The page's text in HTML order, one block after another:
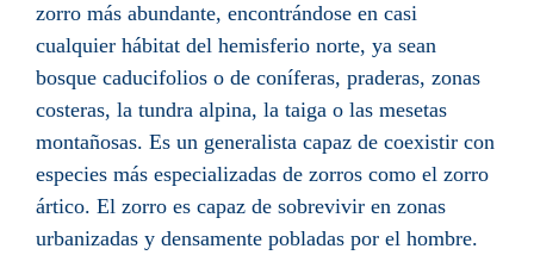
zorro más abundante, encontrándose en casi
cualquier hábitat del hemisferio norte, ya sean
bosque caducifolios o de coníferas, praderas, zonas
costeras, la tundra alpina, la taiga o las mesetas
montañosas. Es un generalista capaz de coexistir con
especies más especializadas de zorros como el zorro
ártico. El zorro es capaz de sobrevivir en zonas
urbanizadas y densamente pobladas por el hombre.